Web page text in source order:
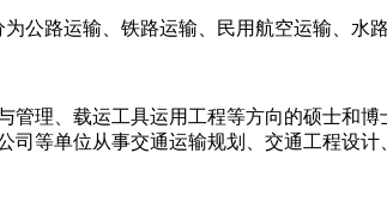
公路运输、铁路运输、民用航空运输、水
理、载运工具运用工程等方向的硕士和
等单位从事交通运输规划、交通工程设